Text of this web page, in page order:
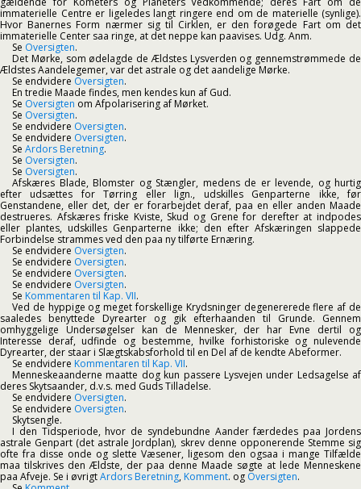
immaterielle Centre er ligeledes langt ringere end om de materielle (synlige).
Hvor Banernes Form nærmer sig til Cirklen, er den forøgede Fart om det
immaterielle Center saa ringe, at det neppe kan paavises. Udg. Anm.
Se Oversigten.
Det Mørke, som ødelagde de Ældstes Lysverden og gennemstrømmede de
Ældstes Aandelegemer, var det astrale og det aandelige Mørke.
Se endvidere Oversigten.
En tredie Maade findes, men kendes kun af Gud.
Se Oversigten om Afpolarisering af Mørket.
Se Oversigten.
Se endvidere Oversigten.
Se endvidere Oversigten.
Se Ardors Beretning.
Se Oversigten.
Se Oversigten.
Afskæres Blade, Blomster og Stængler, medens de er levende, og hurtig
efter udsættes for Tørring eller lign., udskilles Genparterne ikke, før
Genstandene, eller det, der er forarbejdet deraf, paa en eller anden Maade
destrueres. Afskæres friske Kviste, Skud og Grene for derefter at indpodes
eller plantes, udskilles Genparterne ikke; den efter Afskæringen slappede
Forbindelse strammes ved den paa ny tilførte Ernæring.
Se endvidere Oversigten.
Se endvidere Oversigten.
Se endvidere Oversigten.
Se endvidere Oversigten.
Se Kommentaren til Kap. VII.
Ved de hyppige og meget forskellige Krydsninger degenererede flere af de
saaledes benyttede Dyrearter og gik efterhaanden til Grunde. Gennem
omhyggelige Undersøgelser kan de Mennesker, der har Evne dertil og
Interesse deraf, udfinde og bestemme, hvilke forhistoriske og nulevende
Dyrearter, der staar i Slægtskabsforhold til en Del af de kendte Abeformer.
Se endvidere Kommentaren til Kap. VII.
Menneskeaanderne maatte dog kun passere Lysvejen under Ledsagelse af
deres Skytsaander, d.v.s. med Guds Tilladelse.
Se endvidere Oversigten.
Se endvidere Oversigten.
Skytsengle.
I den Tidsperiode, hvor de syndebundne Aander færdedes paa Jordens
astrale Genpart (det astrale Jordplan), skrev denne opponerende Stemme sig
ofte fra disse onde og slette Væsener, ligesom den ogsaa i mange Tilfælde
maa tilskrives den Ældste, der paa denne Maade søgte at lede Menneskene
paa Afveje. Se i øvrigtArdors Beretning, Komment. og Oversigten.